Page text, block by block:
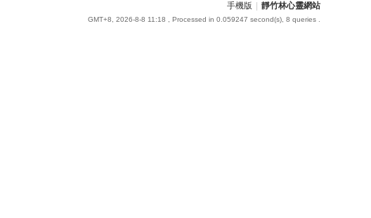
手機版 靜竹林心靈網站
GMT+8, 2026-8-8 11:18 , Processed in 0.059247 second(s), 8 queries .